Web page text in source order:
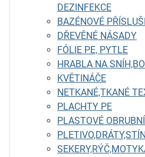
DEZINFEKCE
BAZÉNOVÉ
DŘEVĚNÉ NÁSADY
FÓLIE PE, PYTLE
HRABLA NA
KVĚTINÁČE
NETKANÉ,TKANÉ
PLACHTY PE
PLASTOVÉ